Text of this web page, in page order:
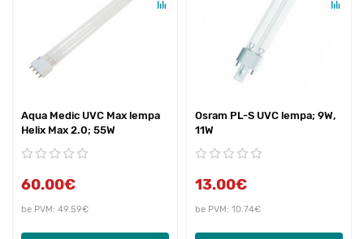
Aqua Medic UVC Max lempa
Helix Max 2.0; 55W
60.00€
be PVM: 49.59€
Osram PL-S UVC lempa; 9W,
11W
13.00€
be PVM: 10.74€